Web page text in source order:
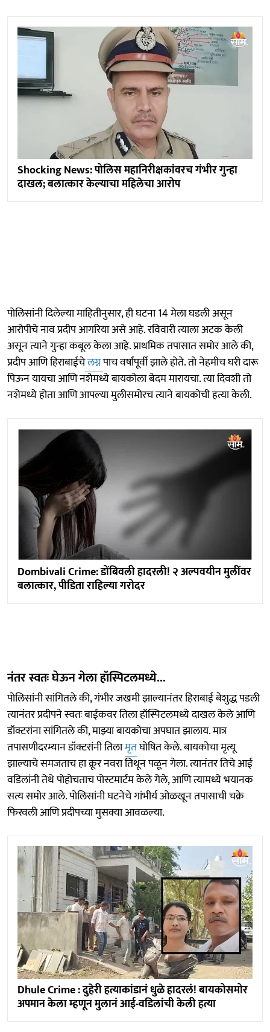
Shocking News: पोलिस महानिरीक्षकांवरच गंभीर गुन्हा
दाखल; बलात्कार केल्याचा महिलेचा आरोप
पोलिसांनी दिलेल्या माहितीनुसार, ही घटना 14 मेला घडली असून
आरोपीचे नाव प्रदीप आगरिया असे आहे. रविवारी त्याला अटक केली
असून त्याने गुन्हा कबूल केला आहे. प्राथमिक तपासात समोर आले की,
प्रदीप आणि हिराबाईचेलग्नपाच वर्षांपूर्वी झाले होते. तो नेहमीच घरी दारू
पिऊन यायचा आणि नशेमध्ये बायकोला बेदम मारायचा. त्या दिवशी तो
नशेमध्ये होता आणि आपल्या मुलीसमोरच त्याने बायकोची हत्या केली.
Dombivali Crime: डोंबिवली हादरली! २ अल्पवयीन मुलींवर
बलात्कार, पीडिता राहिल्या गरोदर
नंतर स्वतः घेऊन गेला हॉस्पिटलमध्ये...
पोलिसांनी सांगितले की, गंभीर जखमी झाल्यानंतर हिराबाई बेशुद्ध पडली
त्यानंतर प्रदीपने स्वतः बाईकवर तिला हॉस्पिटलमध्ये दाखल केले आणि
डॉक्टरांना सांगितले की, माझ्या बायकोचा अपघात झालाय. मात्र
तपासणीदरम्यान डॉक्टरांनी तिलामृतघोषित केले. बायकोचा मृत्यू
झाल्याचे समजताच हा क्रूर नवरा तिथून पळून गेला. त्यानंतर तिचे आई
वडिलांनी तेथे पोहोचताच पोस्टमार्टम केले गेले, आणि त्यामध्ये भयानक
सत्य समोर आले. पोलिसांनी घटनेचे गांभीर्य ओळखून तपासाची चक्रे
फिरवली आणि प्रदीपच्या मुसक्या आवळल्या.
Dhule Crime : दुहेरी हत्याकांडानं धुळे हादरलं! बायकोसमोर
अपमान केला म्हणून मुलानं आई-वडिलांची केली हत्या